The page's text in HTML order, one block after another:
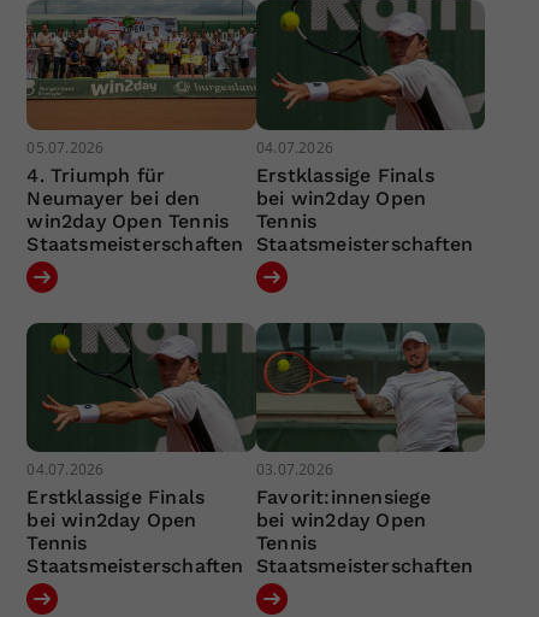
05.07.2026
4. Triumph für
Neumayer bei den
win2day Open Tennis
Staatsmeisterschaften
04.07.2026
Erstklassige Finals
bei win2day Open
Tennis
Staatsmeisterschaften
04.07.2026
Erstklassige Finals
bei win2day Open
Tennis
Staatsmeisterschaften
03.07.2026
Favorit:innensiege
bei win2day Open
Tennis
Staatsmeisterschaften